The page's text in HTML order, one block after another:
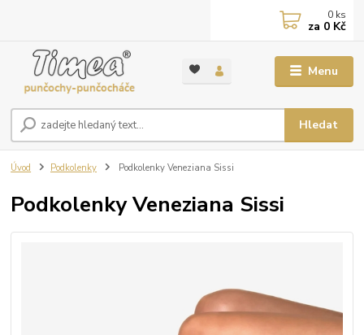
Menu
Hledat
0 ks
za 0 Kč
Úvod Podkolenky Podkolenky Veneziana Sissi
Podkolenky Veneziana Sissi